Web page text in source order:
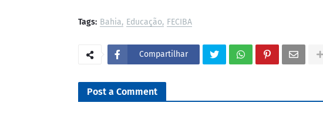
Tags: Bahia Educação FECIBA
Compartilhar
Post a Comment